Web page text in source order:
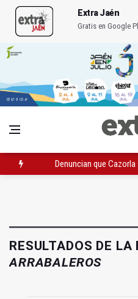
Extra Jaén
Gratis en Google
Denuncian que
RESULTADOS DE LA
ARRABALEROS